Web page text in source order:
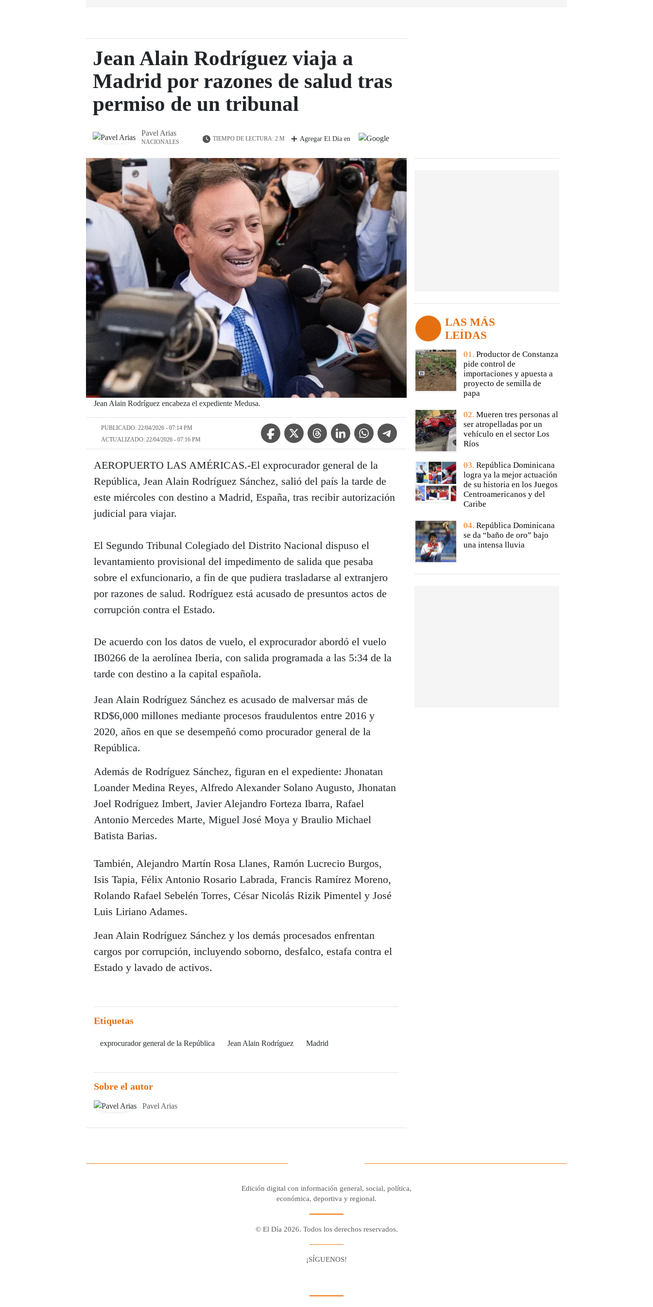
Jean Alain Rodríguez viaja a
Madrid por razones de salud tras
permiso de un tribunal
Pavel Arias
NACIONALES
TIEMPO DE LECTURA: 2 M Agregar El Día en
Jean Alain Rodríguez encabeza el expediente Medusa.
PUBLICADO: 22/04/2026 - 07:14 PM
ACTUALIZADO: 22/04/2026 - 07:16 PM
Facebook IconTwitter IconThreads IconLinkedin IconWhatsApp IconTelegram Icon
AEROPUERTO LAS AMÉRICAS.-El exprocurador general de la
República, Jean Alain Rodríguez Sánchez, salió del país la tarde de
este miércoles con destino a Madrid, España, tras recibir autorización
judicial para viajar.
El Segundo Tribunal Colegiado del Distrito Nacional dispuso el
levantamiento provisional del impedimento de salida que pesaba
sobre el exfuncionario, a fin de que pudiera trasladarse al extranjero
por razones de salud. Rodríguez está acusado de presuntos actos de
corrupción contra el Estado.
De acuerdo con los datos de vuelo, el exprocurador abordó el vuelo
IB0266 de la aerolínea Iberia, con salida programada a las 5:34 de la
tarde con destino a la capital española.
Jean Alain Rodríguez Sánchez es acusado de malversar más de
RD$6,000 millones mediante procesos fraudulentos entre 2016 y
2020, años en que se desempeñó como procurador general de la
República.
Además de Rodríguez Sánchez, figuran en el expediente: Jhonatan
Loander Medina Reyes, Alfredo Alexander Solano Augusto, Jhonatan
Joel Rodríguez Imbert, Javier Alejandro Forteza Ibarra, Rafael
Antonio Mercedes Marte, Miguel José Moya y Braulio Michael
Batista Barias.
También, Alejandro Martín Rosa Llanes, Ramón Lucrecio Burgos,
Isis Tapia, Félix Antonio Rosario Labrada, Francis Ramírez Moreno,
Rolando Rafael Sebelén Torres, César Nicolás Rizik Pimentel y José
Luis Liriano Adames.
Jean Alain Rodríguez Sánchez y los demás procesados enfrentan
cargos por corrupción, incluyendo soborno, desfalco, estafa contra el
Estado y lavado de activos.
Etiquetas
exprocurador general de la República Jean Alain Rodríguez Madrid
Sobre el autor
Pavel Arias
LAS MÁS
LEÍDAS
01. Productor de Constanza
pide control de
importaciones y apuesta a
proyecto de semilla de
papa
02. Mueren tres personas al
ser atropelladas por un
vehículo en el sector Los
Ríos
03. República Dominicana
logra ya la mejor actuación
de su historia en los Juegos
Centroamericanos y del
Caribe
04. República Dominicana
se da “baño de oro” bajo
una intensa lluvia
Edición digital con información general, social, política,
económica, deportiva y regional.
© El Día 2026. Todos los derechos reservados.
¡SÍGUENOS!